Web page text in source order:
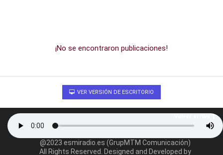
¡No se encontraron publicaciones!
VER VERSIÓN DE ESCRITORIO
@2023 esmiradio.es (GrupMTM Comunicación)
All Rights Reserved. Designed and Developed by